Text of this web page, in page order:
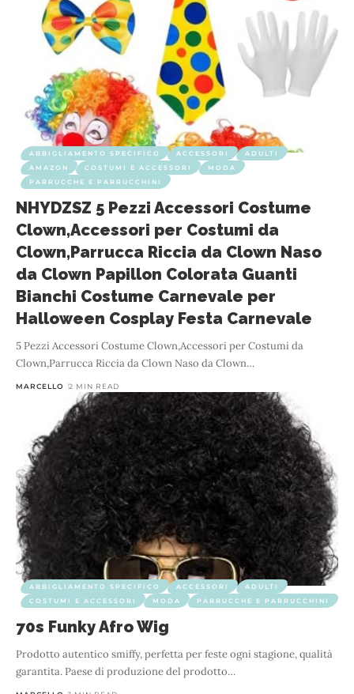
ABBIGLIAMENTO SPECIFICO ACCESSORI
ADULTI
AMAZON
COSTUMI E ACCESSORI
MODA
PARRUCCHE E PARRUCCHINI
NHYDZSZ 5 Pezzi Accessori Costume
Clown,Accessori per Costumi da
Clown,Parrucca Riccia da Clown Naso
da Clown Papillon Colorata Guanti
Bianchi Costume Carnevale per
Halloween Cosplay Festa Carnevale
5 Pezzi Accessori Costume Clown,Accessori per Costumi da
Clown,Parrucca Riccia da Clown Naso da Clown…
MARCELLO 2 MIN READ
ABBIGLIAMENTO SPECIFICO ACCESSORI
ADULTI
COSTUMI E ACCESSORI
MODA PARRUCCHE E PARRUCCHINI
70s Funky Afro Wig
Prodotto autentico smiffy, perfetta per feste ogni stagione, qualità
garantita. Paese di produzione del prodotto…